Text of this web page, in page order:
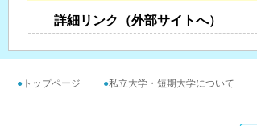
詳細リンク（外部サイトへ）
● トップページ ●私立大学・短期大学について